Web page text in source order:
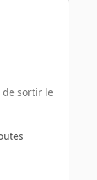
de sortir le